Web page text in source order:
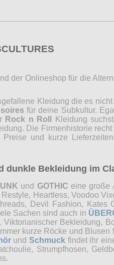
der Onlineshop für die
Kleidung die es
für deine Subkultur.
Rock n Roll
Kleidung
Die Firmenhistorie
und kurze
dunkle Bekleidung im
und GOTHIC eine große
Heartless, Voodoo
Devil Fashion,
Sachen sind auch in
kurze Röcke und
undSchmuck findet ihr
Strumpfhosen,